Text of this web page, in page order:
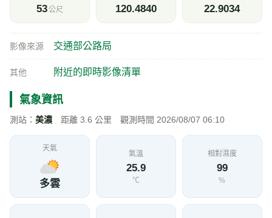
53公尺 120.4840 22.9034
影像來源 交通部公路局
其他 附近的即時影像清單
氣象資訊
測站： 美濃 距離 3.6 公里 觀測時間 2026/08/07 06:10
天氣
多雲
氣溫
25.9
℃
相對濕度
99
%